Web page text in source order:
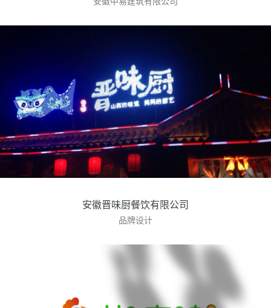
安徽晋味厨餐饮有限公司
品牌设计